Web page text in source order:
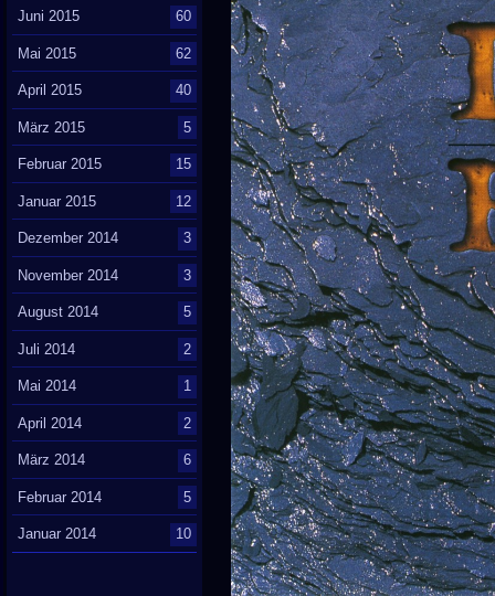
Juni 2015 60
Mai 2015 62
April 2015 40
März 2015 5
Februar 2015 15
Januar 2015 12
Dezember 2014 3
November 2014 3
August 2014 5
Juli 2014 2
Mai 2014 1
April 2014 2
März 2014 6
Februar 2014 5
Januar 2014 10